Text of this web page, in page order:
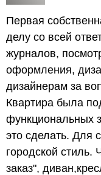
Первая
делу со всей
журналов,
оформления,
дизайнерам за
Квартира была
функциональных
это сделать. Для
городской стиль.
заказ",